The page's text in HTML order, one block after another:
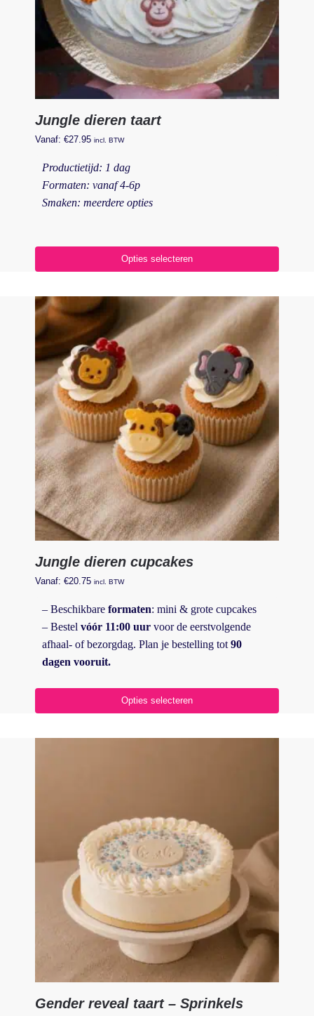
Jungle dieren taart
Vanaf: €27.95 incl. BTW
Productietijd: 1 dag
Formaten: vanaf 4-6p
Smaken: meerdere opties
Opties selecteren
Jungle dieren cupcakes
Vanaf: €20.75 incl. BTW
– Beschikbare formaten: mini & grote cupcakes
– Bestel vóór 11:00 uur voor de eerstvolgende
afhaal- of bezorgdag. Plan je bestelling tot 90
dagen vooruit.
Opties selecteren
Gender reveal taart – Sprinkels